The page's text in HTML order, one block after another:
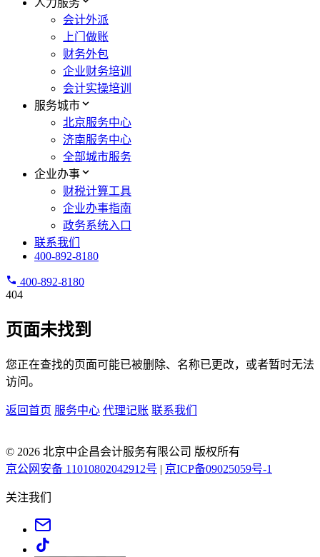
人力服务
会计外派
上门做账
财务外包
企业财务培训
会计实操培训
服务城市
北京服务中心
济南服务中心
全部城市服务
企业办事
财税计算工具
企业办事指南
政务系统入口
联系我们
400-892-8180
400-892-8180
404
页面未找到
您正在查找的页面可能已被删除、名称已更改，或者暂时无法
访问。
返回首页 服务中心 代理记账 联系我们
© 2026 北京中企昌会计服务有限公司 版权所有
京公网安备 11010802042912号 | 京ICP备09025059号-1
关注我们